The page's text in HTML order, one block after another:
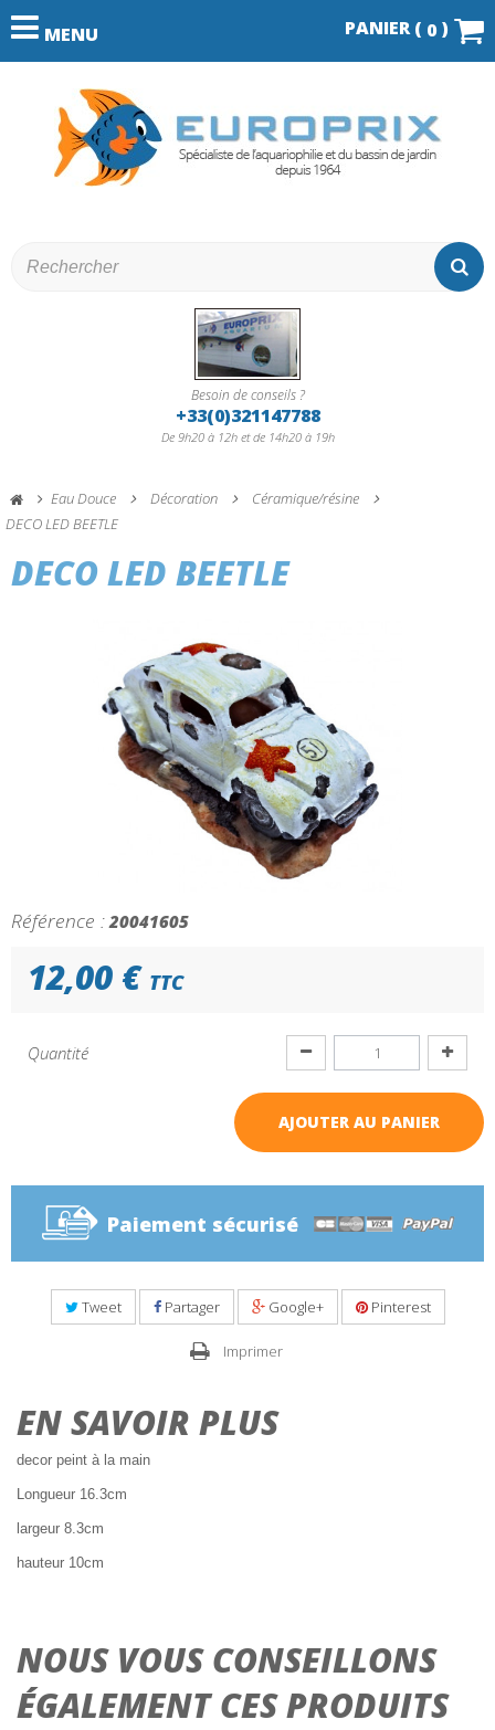
MENU PANIER ( 0 )
Besoin de conseils ?
+33(0)321147788
De 9h20 à 12h et de 14h20 à 19h
Eau Douce Décoration
Céramique/résine
DECO LED BEETLE
DECO LED BEETLE
Référence : 20041605
12,00 € TTC
Quantité
AJOUTER AU PANIER
Paiement sécurisé
Tweet Partager Google+ Pinterest
Imprimer
EN SAVOIR PLUS
decor peint à la main
Longueur 16.3cm
largeur 8.3cm
hauteur 10cm
NOUS VOUS CONSEILLONS
ÉGALEMENT CES PRODUITS